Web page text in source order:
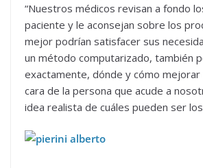
“Nuestros médicos revisan a fondo
paciente y le aconsejan sobre los
mejor podrían satisfacer sus
un método computarizado, también
exactamente, dónde y cómo mejorar
cara de la persona que acude a
idea realista de cuáles pueden ser